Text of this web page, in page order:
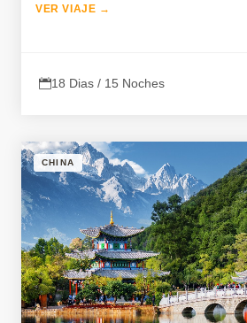
VER VIAJE →
18 Dias / 15 Noches
CHINA